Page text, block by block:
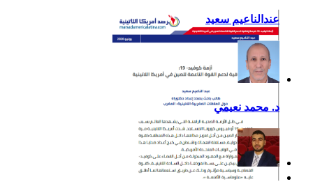
عندالناعيم سعيد
د. محمد نعيمي